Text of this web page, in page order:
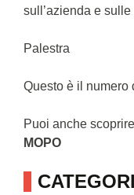
sull’azienda e
Palestra
Questo è il numero
Puoi anche
MOPO